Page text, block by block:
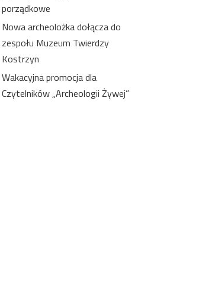
porządkowe
Nowa archeolożka dołącza do
zespołu Muzeum Twierdzy
Kostrzyn
Wakacyjna promocja dla
Czytelników „Archeologii Żywej”